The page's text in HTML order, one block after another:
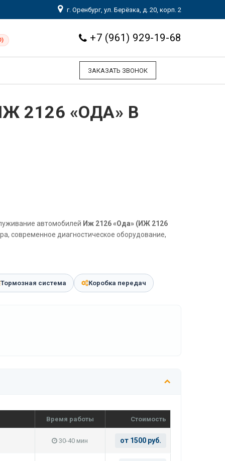
г. Оренбург, ул. Берёзка, д. 20, корп. 2
+7 (961) 929-19-68
ЗАКАЗАТЬ ЗВОНОК
2126 «ОДА» В
автомобилей Иж 2126 «Ода» (ИЖ 2126
современное диагностическое оборудование,
Тормозная система Коробка передач
Время работы Стоимость
30-40 мин от 1500 руб.